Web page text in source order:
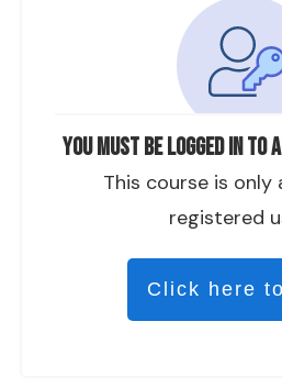
You must be logged in to
This course is only
registered
Click here